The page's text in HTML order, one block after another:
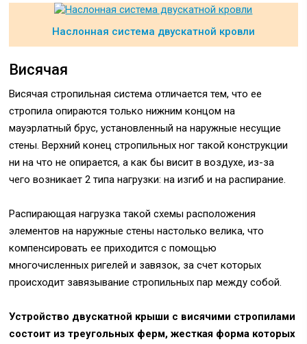
Наслонная система двускатной кровли
Висячая
Висячая стропильная система отличается тем, что ее
стропила опираются только нижним концом на
мауэрлатный брус, установленный на наружные несущие
стены. Верхний конец стропильных ног такой конструкции
ни на что не опирается, а как бы висит в воздухе, из-за
чего возникает 2 типа нагрузки: на изгиб и на распирание.
Распирающая нагрузка такой схемы расположения
элементов на наружные стены настолько велика, что
компенсировать ее приходится с помощью
многочисленных ригелей и завязок, за счет которых
происходит завязывание стропильных пар между собой.
Устройство двускатной крыши с висячими стропилами
состоит из треугольных ферм, жесткая форма которых